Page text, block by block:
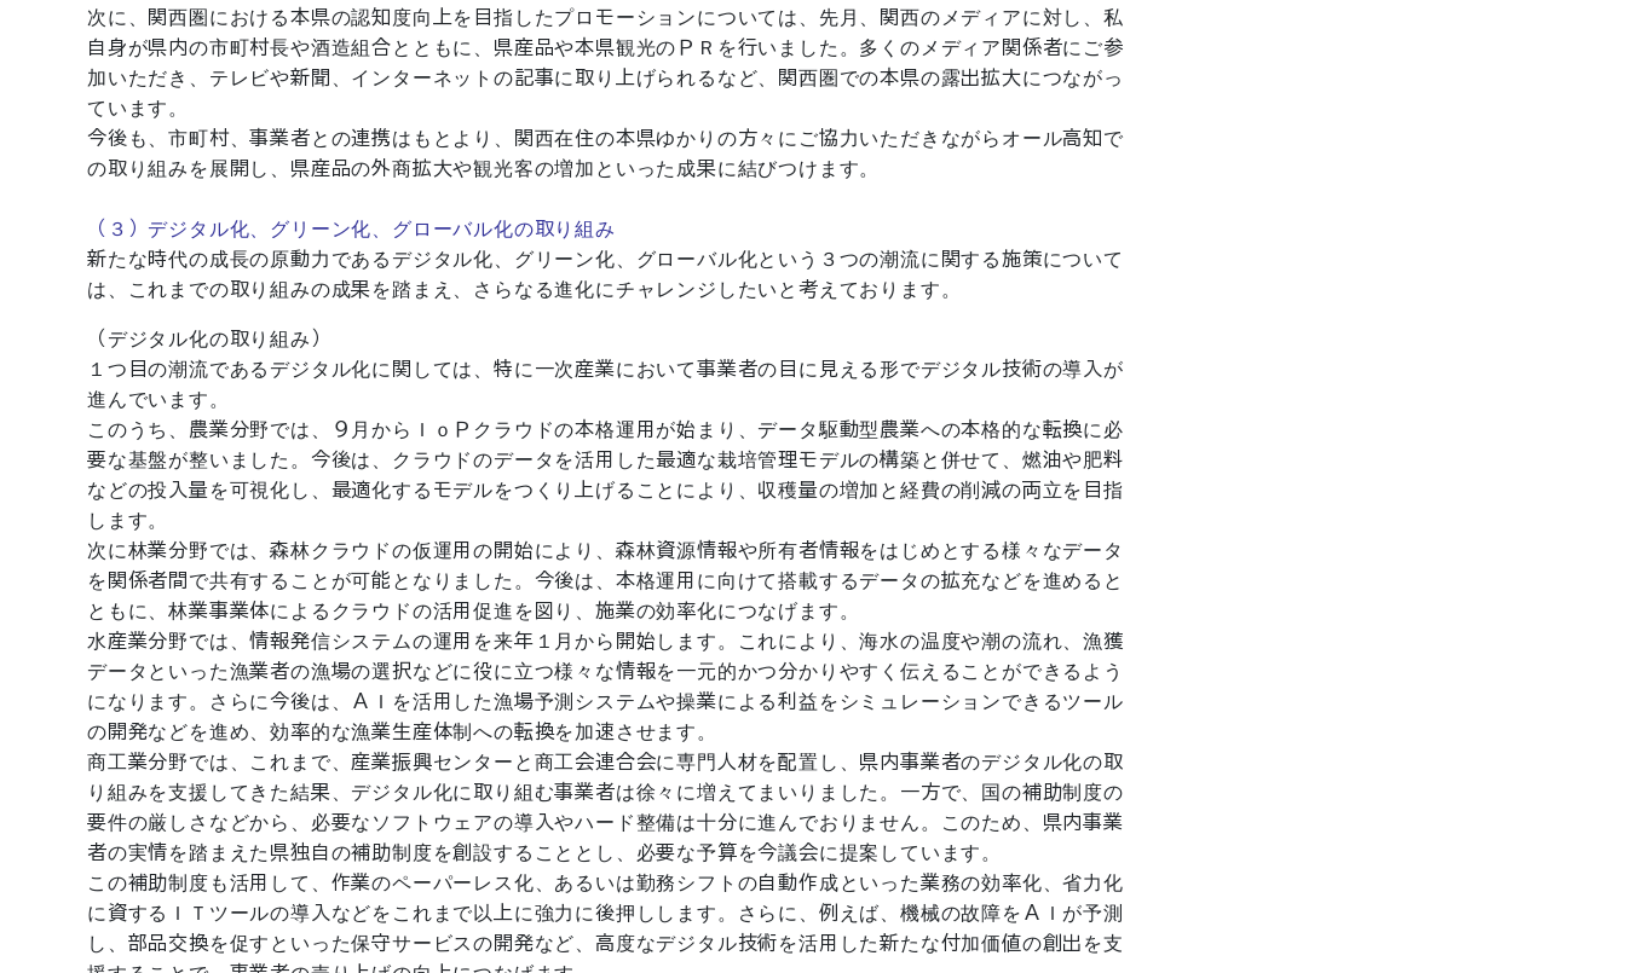
次に、関西圏における本県の認知度向上を目指したプロモーションについては、先月、関西のメディアに対し、私
自身が県内の市町村長や酒造組合とともに、県産品や本県観光のＰＲを行いました。多くのメディア関係者にご参
加いただき、テレビや新聞、インターネットの記事に取り上げられるなど、関西圏での本県の露出拡大につながっ
ています。
今後も、市町村、事業者との連携はもとより、関西在住の本県ゆかりの方々にご協力いただきながらオール高知で
の取り組みを展開し、県産品の外商拡大や観光客の増加といった成果に結びつけます。
（３）デジタル化、グリーン化、グローバル化の取り組み
新たな時代の成長の原動力であるデジタル化、グリーン化、グローバル化という３つの潮流に関する施策について
は、これまでの取り組みの成果を踏まえ、さらなる進化にチャレンジしたいと考えております。
（デジタル化の取り組み）
１つ目の潮流であるデジタル化に関しては、特に一次産業において事業者の目に見える形でデジタル技術の導入が
進んでいます。
このうち、農業分野では、９月からＩｏＰクラウドの本格運用が始まり、データ駆動型農業への本格的な転換に必
要な基盤が整いました。今後は、クラウドのデータを活用した最適な栽培管理モデルの構築と併せて、燃油や肥料
などの投入量を可視化し、最適化するモデルをつくり上げることにより、収穫量の増加と経費の削減の両立を目指
します。
次に林業分野では、森林クラウドの仮運用の開始により、森林資源情報や所有者情報をはじめとする様々なデータ
を関係者間で共有することが可能となりました。今後は、本格運用に向けて搭載するデータの拡充などを進めると
ともに、林業事業体によるクラウドの活用促進を図り、施業の効率化につなげます。
水産業分野では、情報発信システムの運用を来年１月から開始します。これにより、海水の温度や潮の流れ、漁獲
データといった漁業者の漁場の選択などに役に立つ様々な情報を一元的かつ分かりやすく伝えることができるよう
になります。さらに今後は、ＡＩを活用した漁場予測システムや操業による利益をシミュレーションできるツール
の開発などを進め、効率的な漁業生産体制への転換を加速させます。
商工業分野では、これまで、産業振興センターと商工会連合会に専門人材を配置し、県内事業者のデジタル化の取
り組みを支援してきた結果、デジタル化に取り組む事業者は徐々に増えてまいりました。一方で、国の補助制度の
要件の厳しさなどから、必要なソフトウェアの導入やハード整備は十分に進んでおりません。このため、県内事業
者の実情を踏まえた県独自の補助制度を創設することとし、必要な予算を今議会に提案しています。
この補助制度も活用して、作業のペーパーレス化、あるいは勤務シフトの自動作成といった業務の効率化、省力化
に資するＩＴツールの導入などをこれまで以上に強力に後押しします。さらに、例えば、機械の故障をＡＩが予測
し、部品交換を促すといった保守サービスの開発など、高度なデジタル技術を活用した新たな付加価値の創出を支